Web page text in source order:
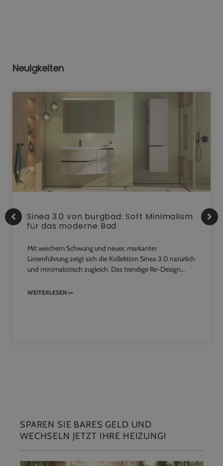
Neuigkeiten
Sinea 3.0 von burgbad: Soft Minimalism
für das moderne Bad
Mit weichem Schwung und neuer, markanter
Linienführung zeigt sich die Kollektion Sinea 3.0 natürlich
und minimalistisch zugleich. Das trendige Re-Design…
WEITERLESEN >>
SPAREN SIE BARES GELD UND
WECHSELN JETZT IHRE HEIZUNG!